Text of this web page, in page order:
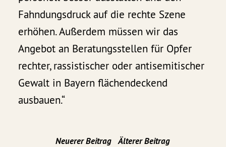
Fahndungsdruck auf die rechte Szene
erhöhen. Außerdem müssen wir das
Angebot an Beratungsstellen für Opfer
rechter, rassistischer oder antisemitischer
Gewalt in Bayern flächendeckend
ausbauen.“
Neuerer Beitrag Älterer Beitrag